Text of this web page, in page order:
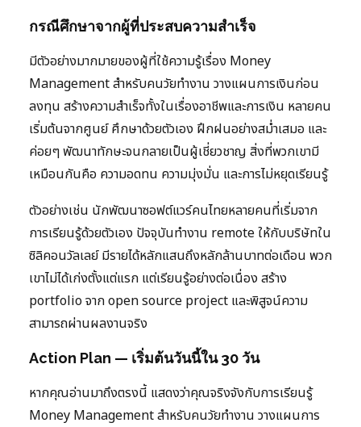
กรณีศึกษาจากผู้ที่ประสบความสำเร็จ
มีตัวอย่างมากมายของผู้ที่ใช้ความรู้เรื่อง Money
Management สำหรับคนวัยทำงาน วางแผนการเงินก่อน
ลงทุน สร้างความสำเร็จทั้งในเรื่องอาชีพและการเงิน หลายคน
เริ่มต้นจากศูนย์ ศึกษาด้วยตัวเอง ฝึกฝนอย่างสม่ำเสมอ และ
ค่อยๆ พัฒนาทักษะจนกลายเป็นผู้เชี่ยวชาญ สิ่งที่พวกเขามี
เหมือนกันคือ ความอดทน ความมุ่งมั่น และการไม่หยุดเรียนรู้
ตัวอย่างเช่น นักพัฒนาซอฟต์แวร์คนไทยหลายคนที่เริ่มจาก
การเรียนรู้ด้วยตัวเอง ปัจจุบันทำงาน remote ให้กับบริษัทใน
ซิลิคอนวัลเลย์ มีรายได้หลักแสนถึงหลักล้านบาทต่อเดือน พวก
เขาไม่ได้เก่งตั้งแต่แรก แต่เรียนรู้อย่างต่อเนื่อง สร้าง
portfolio จาก open source project และพิสูจน์ความ
สามารถผ่านผลงานจริง
Action Plan — เริ่มต้นวันนี้ใน 30 วัน
หากคุณอ่านมาถึงตรงนี้ แสดงว่าคุณจริงจังกับการเรียนรู้
Money Management สำหรับคนวัยทำงาน วางแผนการ